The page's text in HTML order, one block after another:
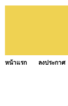
หน้าแรก ลงประกาศ